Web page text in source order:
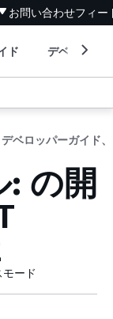
お問い合わせフィー
ド デベロッパ
の開
ード